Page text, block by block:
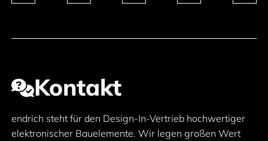
Kontakt
endrich steht für den Design-In-Vertrieb hochwertiger
elektronischer Bauelemente. Wir legen großen Wert